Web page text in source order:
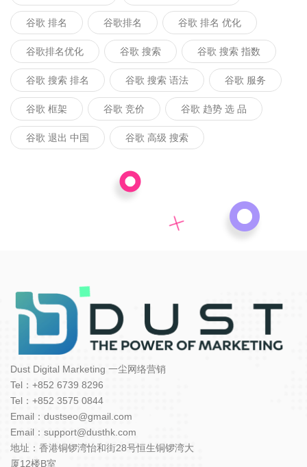
谷歌 排名 谷歌排名 谷歌 排名 优化
谷歌排名优化 谷歌 搜索 谷歌 搜索 指数
谷歌 搜索 排名 谷歌 搜索 语法 谷歌 服务
谷歌 框架 谷歌 竞价 谷歌 趋势 选 品
谷歌 退出 中国 谷歌 高级 搜索
Dust Digital Marketing 一尘网络营销
Tel：+852 6739 8296
Tel：+852 3575 0844
Email：dustseo@gmail.com
Email：support@dusthk.com
地址：香港铜锣湾怡和街28号恒生铜锣湾大
厦12楼B室